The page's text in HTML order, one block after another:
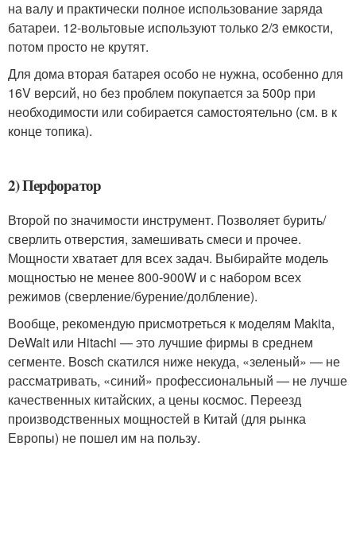
на валу и практически полное использование заряда
батареи. 12-вольтовые используют только 2/3 емкости,
потом просто не крутят.
Для дома вторая батарея особо не нужна, особенно для
16V версий, но без проблем покупается за 500р при
необходимости или собирается самостоятельно (см. в к
конце топика).
2) Перфоратор
Второй по значимости инструмент. Позволяет бурить/
сверлить отверстия, замешивать смеси и прочее.
Мощности хватает для всех задач. Выбирайте модель
мощностью не менее 800-900W и с набором всех
режимов (сверление/бурение/долбление).
Вообще, рекомендую присмотреться к моделям Makita,
DeWalt или Hitachi — это лучшие фирмы в среднем
сегменте. Bosch скатился ниже некуда, «зеленый» — не
рассматривать, «синий» профессиональный — не лучше
качественных китайских, а цены космос. Переезд
производственных мощностей в Китай (для рынка
Европы) не пошел им на пользу.